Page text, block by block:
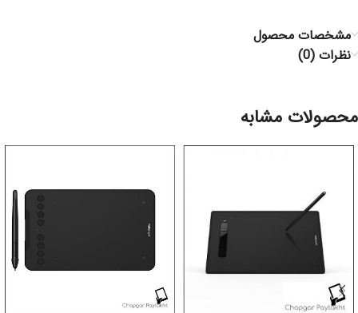
مشخصات محصول
نظرات (0)
محصولات مشابه